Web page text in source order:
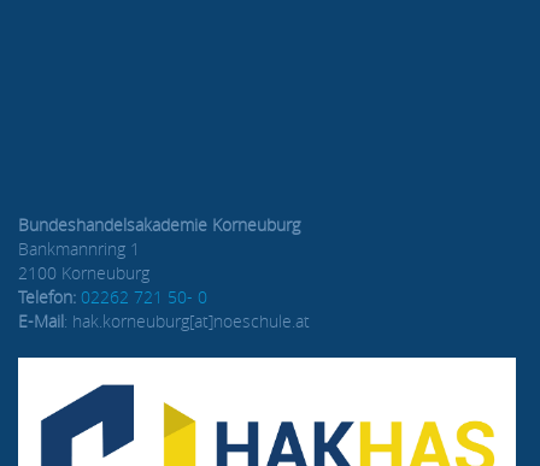
Bundeshandelsakademie Korneuburg
Bankmannring 1
2100 Korneuburg
Telefon: 02262 721 50- 0
E-Mail: hak.korneuburg[at]noeschule.at